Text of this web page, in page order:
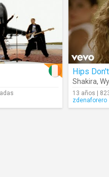
Hips
Shakira,
13 años |
zdenaforero